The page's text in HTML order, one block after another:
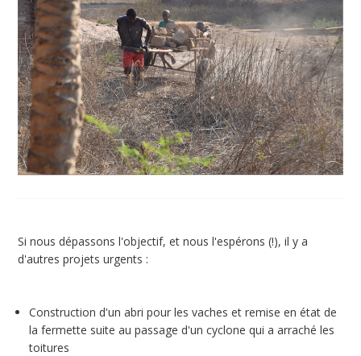
Si nous dépassons l'objectif, et nous l'espérons (!), il y a
d'autres projets urgents :
Construction d'un abri pour les vaches et remise en état de
la fermette suite au passage d'un cyclone qui a arraché les
toitures